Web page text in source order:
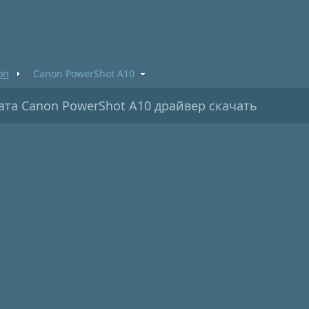
Canon PowerShot A10
Canon PowerShot A10 драйвер скачать